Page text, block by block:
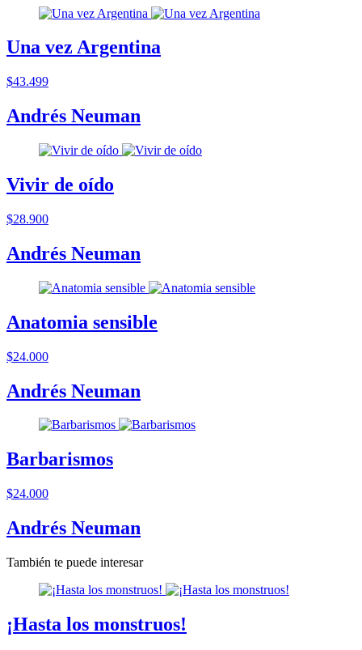
Una vez Argentina
$43.499
Andrés Neuman
Vivir de oído
$28.900
Andrés Neuman
Anatomia sensible
$24.000
Andrés Neuman
Barbarismos
$24.000
Andrés Neuman
También te puede interesar
¡Hasta los monstruos!